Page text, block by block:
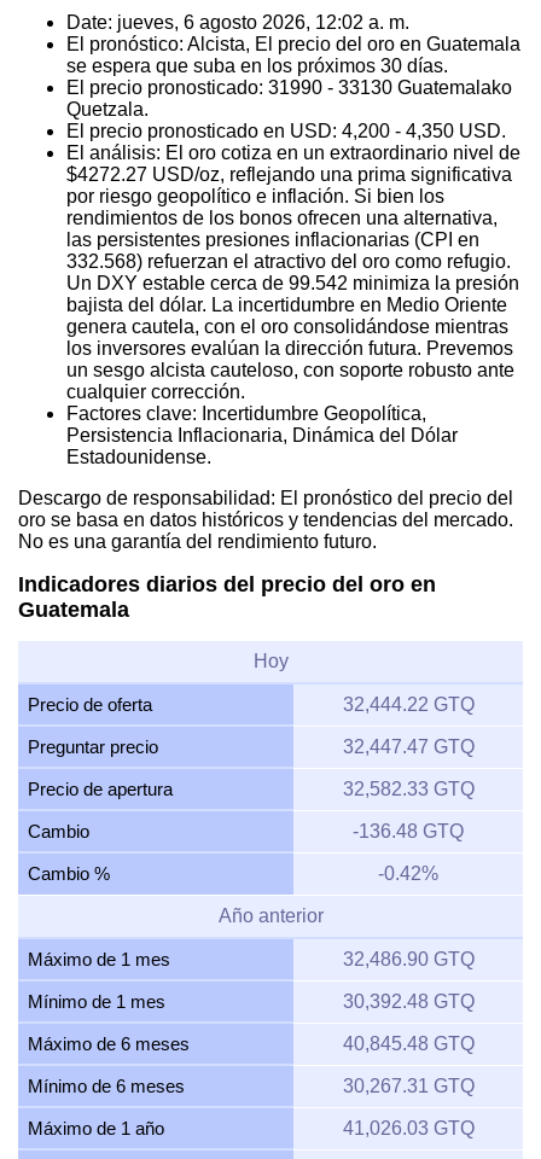
Date: jueves, 6 agosto 2026, 12:02 a. m.
El pronóstico: Alcista, El precio del oro en Guatemala
se espera que suba en los próximos 30 días.
El precio pronosticado: 31990 - 33130 Guatemalako
Quetzala.
El precio pronosticado en USD: 4,200 - 4,350 USD.
El análisis: El oro cotiza en un extraordinario nivel de
$4272.27 USD/oz, reflejando una prima significativa
por riesgo geopolítico e inflación. Si bien los
rendimientos de los bonos ofrecen una alternativa,
las persistentes presiones inflacionarias (CPI en
332.568) refuerzan el atractivo del oro como refugio.
Un DXY estable cerca de 99.542 minimiza la presión
bajista del dólar. La incertidumbre en Medio Oriente
genera cautela, con el oro consolidándose mientras
los inversores evalúan la dirección futura. Prevemos
un sesgo alcista cauteloso, con soporte robusto ante
cualquier corrección.
Factores clave: Incertidumbre Geopolítica,
Persistencia Inflacionaria, Dinámica del Dólar
Estadounidense.
Descargo de responsabilidad: El pronóstico del precio del
oro se basa en datos históricos y tendencias del mercado.
No es una garantía del rendimiento futuro.
Indicadores diarios del precio del oro en
Guatemala
Hoy
Precio de oferta 32,444.22 GTQ
Preguntar precio 32,447.47 GTQ
Precio de apertura 32,582.33 GTQ
Cambio -136.48 GTQ
Cambio % -0.42%
Año anterior
Máximo de 1 mes 32,486.90 GTQ
Mínimo de 1 mes 30,392.48 GTQ
Máximo de 6 meses 40,845.48 GTQ
Mínimo de 6 meses 30,267.31 GTQ
Máximo de 1 año 41,026.03 GTQ